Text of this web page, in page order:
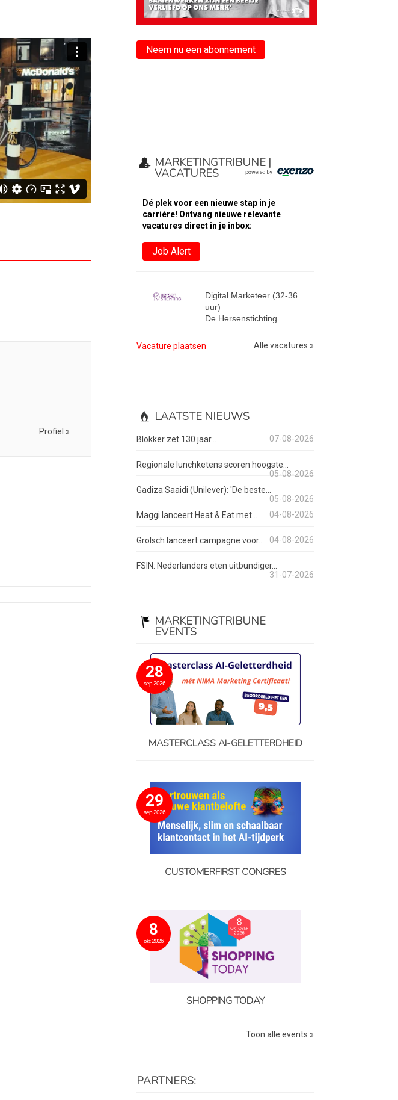
Profiel »
Neem nu een abonnement
MARKETINGTRIBUNE |
VACATURES
Dé plek voor een nieuwe stap in je
carrière! Ontvang nieuwe relevante
vacatures direct in je inbox:
Job Alert
Digital Marketeer (32-36
uur)
De Hersenstichting
Vacature plaatsen Alle vacatures »
LAATSTE NIEUWS
Blokker zet 130 jaar... 07-08-2026
Regionale lunchketens scoren hoogste...
05-08-2026
Gadiza Saaidi (Unilever): 'De beste...
05-08-2026
Maggi lanceert Heat & Eat met...
04-08-2026
Grolsch lanceert campagne voor... 04-08-2026
FSIN: Nederlanders eten uitbundiger...
31-07-2026
MARKETINGTRIBUNE
EVENTS
28
sep 2026
MASTERCLASS AI-GELETTERDHEID
29
sep 2026
CUSTOMERFIRST CONGRES
8
okt 2026
SHOPPING TODAY
Toon alle events »
PARTNERS: